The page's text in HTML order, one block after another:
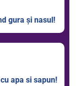
gura și nasul!
apa si sapun!